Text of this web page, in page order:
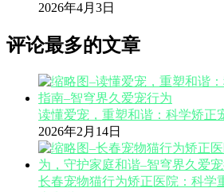
2026年4月3日
评论最多的文章
读懂爱宠，重塑和谐：科学矫正
2026年2月14日
长春宠物猫行为矫正医院：科学